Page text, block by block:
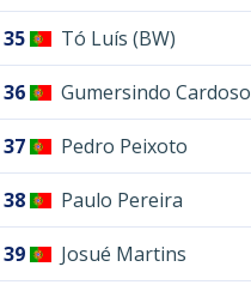
35 Tó Luís (BW)
36 Gumersindo Cardoso
37 Pedro Peixoto
38 Paulo Pereira
39 Josué Martins